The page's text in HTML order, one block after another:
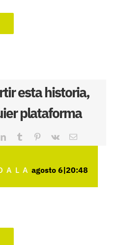
esta historia,
plataforma
LinkedInTumblr Pinterest
Vk
Correo
electrónico
agosto 6|20:48